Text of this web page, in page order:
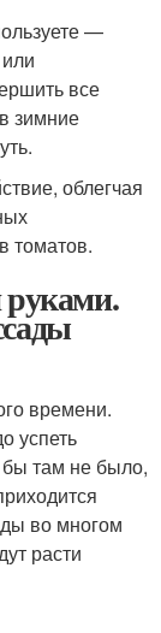
—
все
зимние
облегчая
томатов.
руками.
времени.
успеть
бы там не было,
во многом
расти